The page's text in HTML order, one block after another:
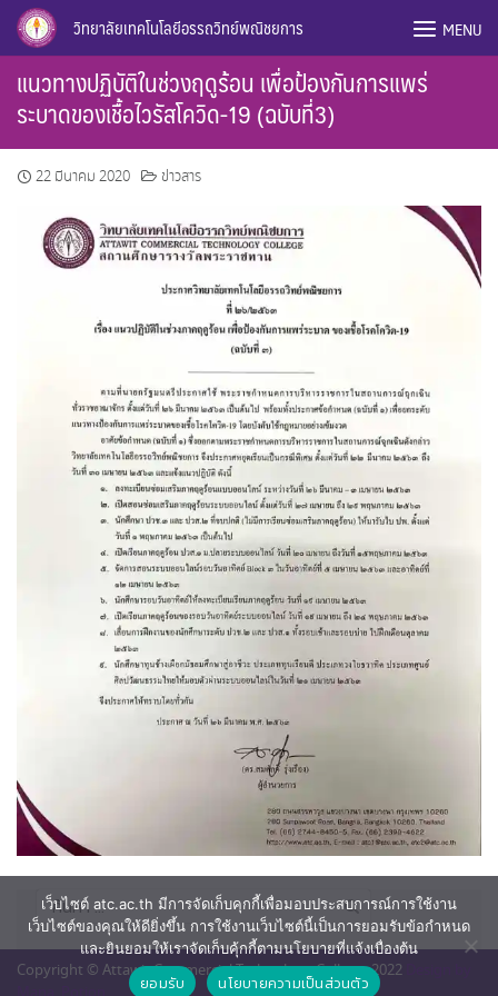
Skip
วิทยาลัยเทคโนโลยีอรรถวิทย์พณิชยการ MENU
แนวทางปฏิบัติในช่วงฤดูร้อน เพื่อป้องกันการแพร่
ระบาดของเชื้อไวรัสโควิด-19 (ฉบับที่3)
22 มีนาคม 2020 ข่าวสาร
ค้นหา
สำหรับ:
Copyright © Attawit Commercial Technology College. 2022
เว็บไซต์ atc.ac.th มีการจัดเก็บคุกกี้เพื่อมอบประสบการณ์การใช้งาน
เว็บไซต์ของคุณให้ดียิ่งขึ้น การใช้งานเว็บไซต์นี้เป็นการยอมรับข้อกำหนด
และยินยอมให้เราจัดเก็บคุ้กกี้ตามนโยบายที่แจ้งเบื่องต้น
ยอมรับ นโยบายความเป็นส่วนตัว